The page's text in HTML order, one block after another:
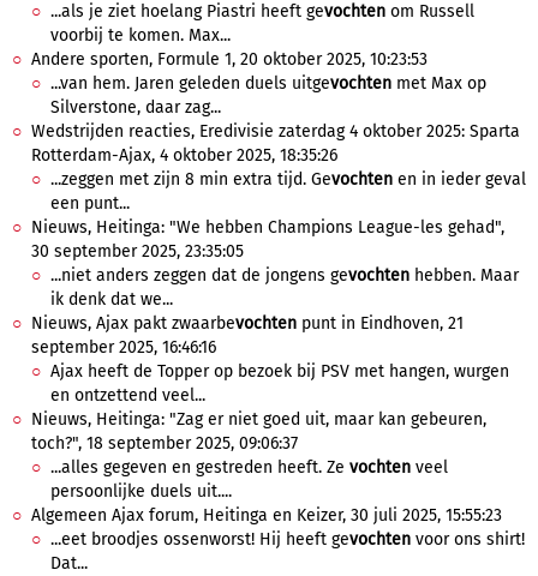
...als je ziet hoelang Piastri heeft gevochten om Russell
voorbij te komen. Max...
Andere sporten, Formule 1, 20 oktober 2025, 10:23:53
...van hem. Jaren geleden duels uitgevochten met Max op
Silverstone, daar zag...
Wedstrijden reacties, Eredivisie zaterdag 4 oktober 2025: Sparta
Rotterdam-Ajax, 4 oktober 2025, 18:35:26
...zeggen met zijn 8 min extra tijd. Gevochten en in ieder geval
een punt...
Nieuws, Heitinga: "We hebben Champions League-les gehad",
30 september 2025, 23:35:05
...niet anders zeggen dat de jongens gevochten hebben. Maar
ik denk dat we...
Nieuws, Ajax pakt zwaarbevochten punt in Eindhoven, 21
september 2025, 16:46:16
Ajax heeft de Topper op bezoek bij PSV met hangen, wurgen
en ontzettend veel...
Nieuws, Heitinga: "Zag er niet goed uit, maar kan gebeuren,
toch?", 18 september 2025, 09:06:37
...alles gegeven en gestreden heeft. Ze vochten veel
persoonlijke duels uit....
Algemeen Ajax forum, Heitinga en Keizer, 30 juli 2025, 15:55:23
...eet broodjes ossenworst! Hij heeft gevochten voor ons shirt!
Dat...